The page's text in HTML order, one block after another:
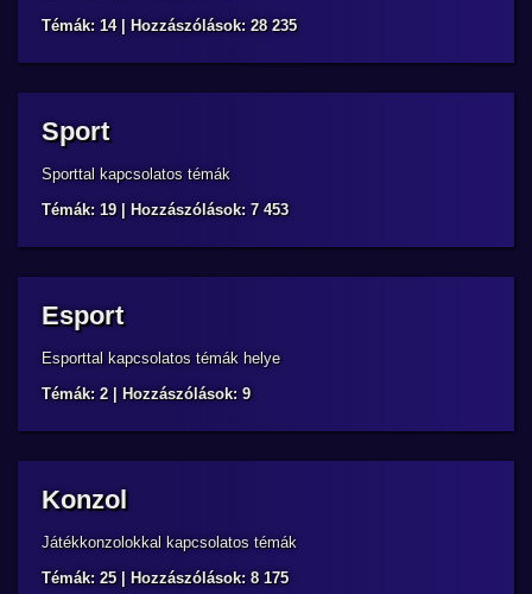
Témák: 14 | Hozzászólások: 28 235
Sport
Sporttal kapcsolatos témák
Témák: 19 | Hozzászólások: 7 453
Esport
Esporttal kapcsolatos témák helye
Témák: 2 | Hozzászólások: 9
Konzol
Játékkonzolokkal kapcsolatos témák
Témák: 25 | Hozzászólások: 8 175